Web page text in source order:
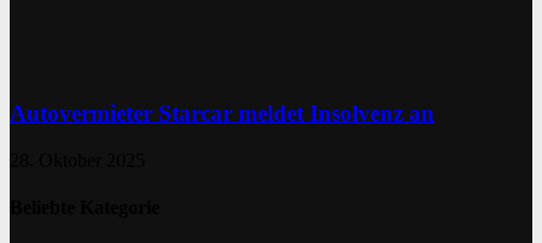
Autovermieter Starcar meldet Insolvenz an